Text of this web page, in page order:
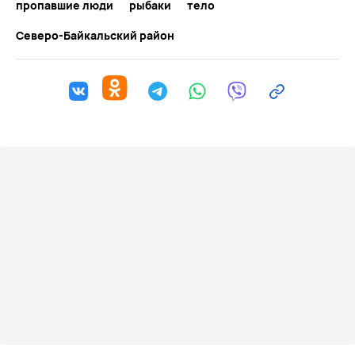
пропавшие люди рыбаки
тело
Северо-Байкальский район